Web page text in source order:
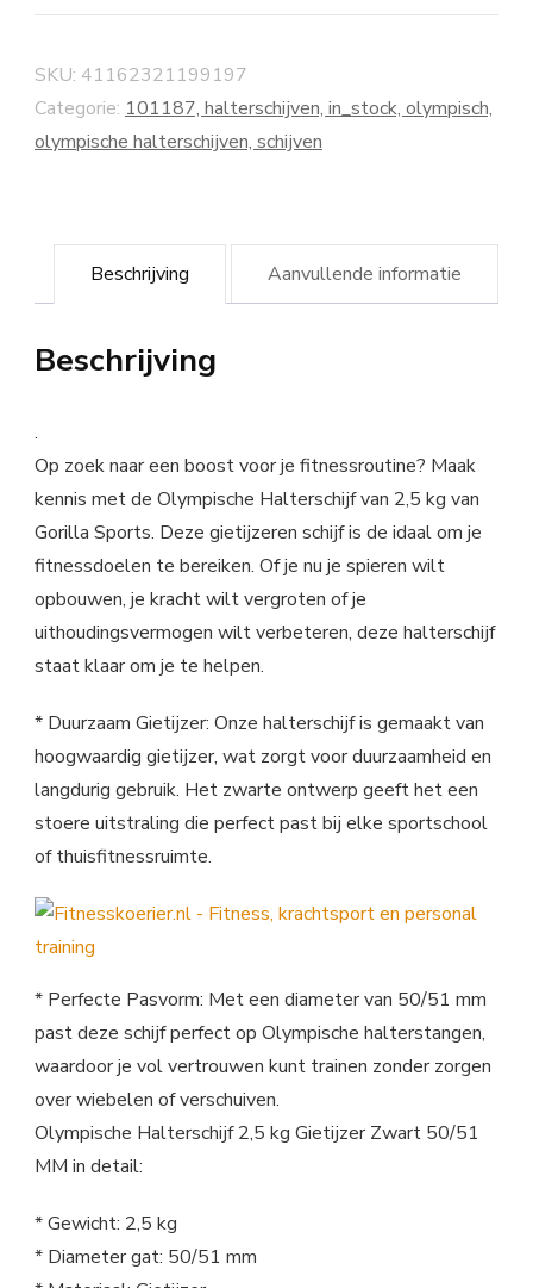
SKU: 41162321199197
Categorie: 101187, halterschijven, in_stock, olympisch,
olympische halterschijven, schijven
Beschrijving Aanvullende informatie
Beschrijving
.
Op zoek naar een boost voor je fitnessroutine? Maak
kennis met de Olympische Halterschijf van 2,5 kg van
Gorilla Sports. Deze gietijzeren schijf is de idaal om je
fitnessdoelen te bereiken. Of je nu je spieren wilt
opbouwen, je kracht wilt vergroten of je
uithoudingsvermogen wilt verbeteren, deze halterschijf
staat klaar om je te helpen.
* Duurzaam Gietijzer: Onze halterschijf is gemaakt van
hoogwaardig gietijzer, wat zorgt voor duurzaamheid en
langdurig gebruik. Het zwarte ontwerp geeft het een
stoere uitstraling die perfect past bij elke sportschool
of thuisfitnessruimte.
* Perfecte Pasvorm: Met een diameter van 50/51 mm
past deze schijf perfect op Olympische halterstangen,
waardoor je vol vertrouwen kunt trainen zonder zorgen
over wiebelen of verschuiven.
Olympische Halterschijf 2,5 kg Gietijzer Zwart 50/51
MM in detail:
* Gewicht: 2,5 kg
* Diameter gat: 50/51 mm